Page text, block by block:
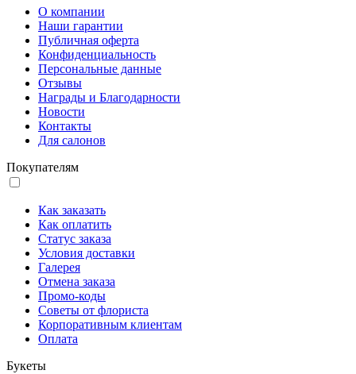
О компании
Наши гарантии
Публичная оферта
Конфиденциальность
Персональные данные
Отзывы
Награды и Благодарности
Новости
Контакты
Для салонов
Покупателям
Как заказать
Как оплатить
Статус заказа
Условия доставки
Галерея
Отмена заказа
Промо-коды
Советы от флориста
Корпоративным клиентам
Оплата
Букеты